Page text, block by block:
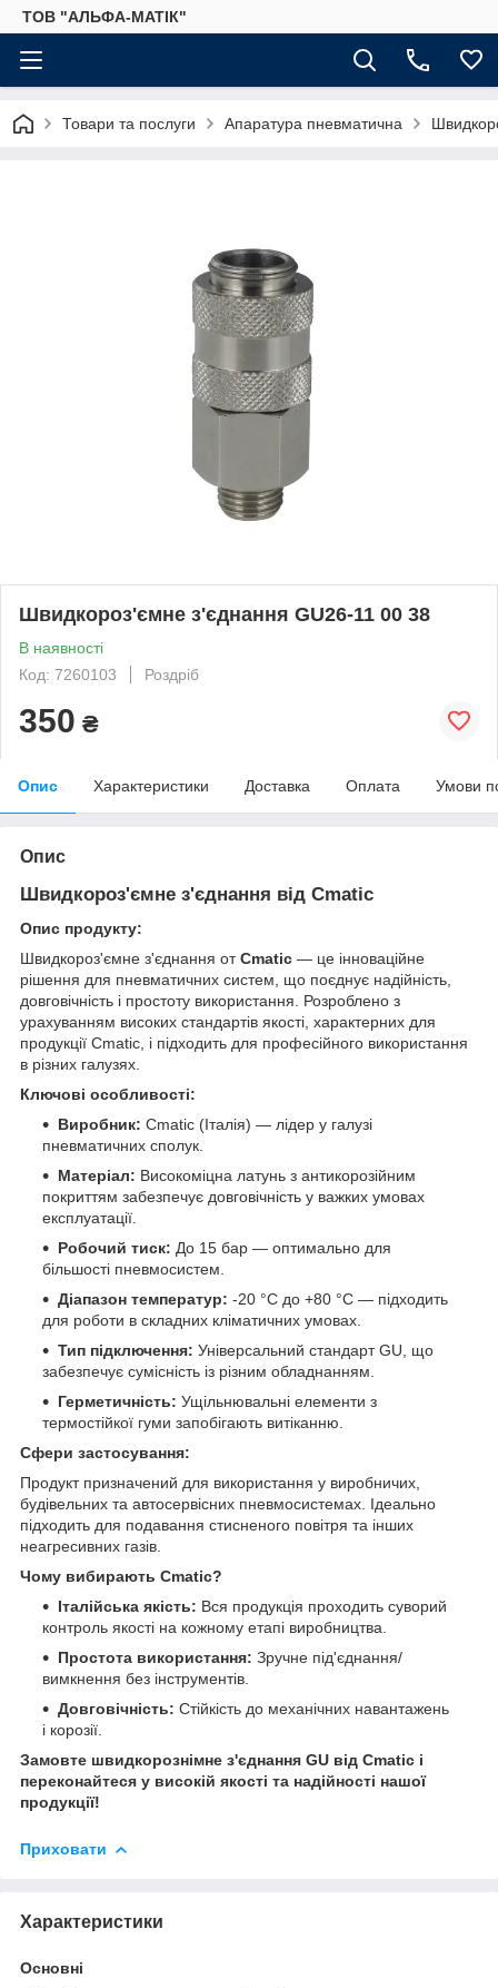
ТОВ "АЛЬФА-МАТІК"
Товари та послуги Апаратура пневматична
Швидкороз'ємне з'єднання GU26-11 00 38
В наявності
Код: 7260103
Роздріб
350 ₴
Опис Характеристики Доставка Оплата Умови
Опис
Швидкороз'ємне з'єднання від Cmatic
Опис продукту:
Швидкороз'ємне з'єднання отCmatic — це інноваційне
рішення для пневматичних систем, що поєднує надійність,
довговічність і простоту використання. Розроблено з
урахуванням високих стандартів якості, характерних для
продукції Cmatic, і підходить для професійного використання
в різних галузях.
Ключові особливості:
Виробник: Cmatic (Італія) — лідер у галузі
пневматичних сполук.
Матеріал: Високоміцна латунь з антикорозійним
покриттям забезпечує довговічність у важких умовах
експлуатації.
Робочий тиск: До 15 бар — оптимально для
більшості пневмосистем.
Діапазон температур: -20 °C до +80 °C — підходить
для роботи в складних кліматичних умовах.
Тип підключення: Універсальний стандарт GU, що
забезпечує сумісність із різним обладнанням.
Герметичність: Ущільнювальні елементи з
термостійкої гуми запобігають витіканню.
Сфери застосування:
Продукт призначений для використання у виробничих,
будівельних та автосервісних пневмосистемах. Ідеально
підходить для подавання стисненого повітря та інших
неагресивних газів.
Чому вибирають Cmatic?
Італійська якість: Вся продукція проходить суворий
контроль якості на кожному етапі виробництва.
Простота використання: Зручне під'єднання/
вимкнення без інструментів.
Довговічність: Стійкість до механічних навантажень
і корозії.
Замовте швидкорознімне з'єднання GU від Cmatic і
переконайтеся у високій якості та надійності нашої
продукції!
Приховати
Характеристики
Основні